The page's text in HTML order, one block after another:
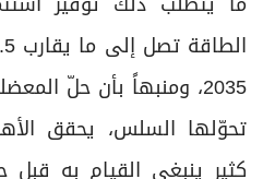
2035، ومنبهاً بأن حلّ
تحوّلها السلس، يحقق